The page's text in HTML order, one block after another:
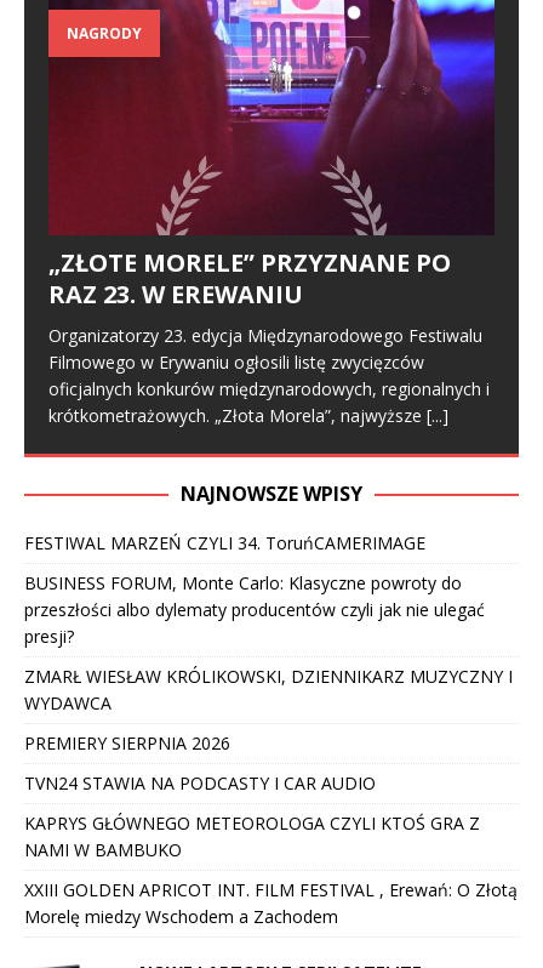
NAGRODY
„ZŁOTE MORELE” PRZYZNANE PO
RAZ 23. W EREWANIU
Organizatorzy 23. edycja Międzynarodowego Festiwalu
Filmowego w Erywaniu ogłosili listę zwycięzców
oficjalnych konkurów międzynarodowych, regionalnych i
krótkometrażowych. „Złota Morela”, najwyższe [...]
NAJNOWSZE WPISY
FESTIWAL MARZEŃ CZYLI 34. ToruńCAMERIMAGE
BUSINESS FORUM, Monte Carlo: Klasyczne powroty do
przeszłości albo dylematy producentów czyli jak nie ulegać
presji?
ZMARŁ WIESŁAW KRÓLIKOWSKI, DZIENNIKARZ MUZYCZNY I
WYDAWCA
PREMIERY SIERPNIA 2026
TVN24 STAWIA NA PODCASTY I CAR AUDIO
KAPRYS GŁÓWNEGO METEOROLOGA CZYLI KTOŚ GRA Z
NAMI W BAMBUKO
XXIII GOLDEN APRICOT INT. FILM FESTIVAL , Erewań: O Złotą
Morelę miedzy Wschodem a Zachodem